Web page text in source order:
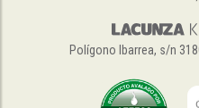
Polígono Ibarrea, s/n